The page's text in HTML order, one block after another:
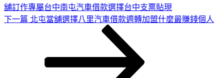
舖訂作專屬台中南屯汽車借款選擇台中支票貼現
下
下一篇 北屯當舖選擇八里汽車借款週轉加盟什麼最賺錢個人